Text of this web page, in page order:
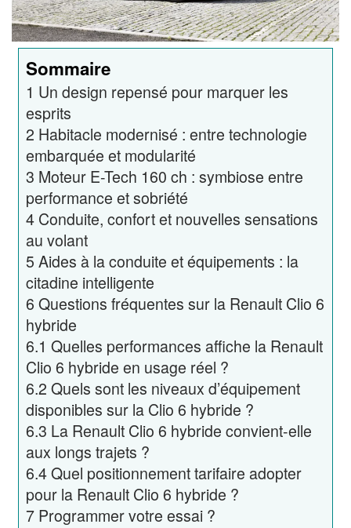
Sommaire
1 Un design repensé pour marquer les
esprits
2 Habitacle modernisé : entre technologie
embarquée et modularité
3 Moteur E-Tech 160 ch : symbiose entre
performance et sobriété
4 Conduite, confort et nouvelles sensations
au volant
5 Aides à la conduite et équipements : la
citadine intelligente
6 Questions fréquentes sur la Renault Clio 6
hybride
6.1 Quelles performances affiche la Renault
Clio 6 hybride en usage réel ?
6.2 Quels sont les niveaux d’équipement
disponibles sur la Clio 6 hybride ?
6.3 La Renault Clio 6 hybride convient-elle
aux longs trajets ?
6.4Quel positionnement tarifaire adopter
pour la Renault Clio 6 hybride ?
7 Programmer votre essai ?